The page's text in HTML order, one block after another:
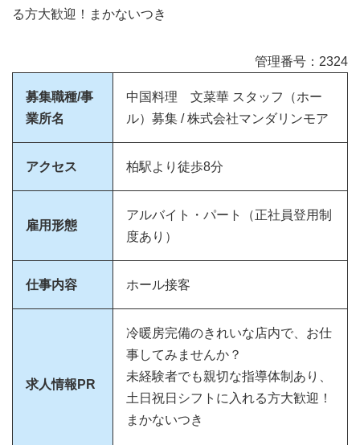
る方大歓迎！まかないつき
管理番号：2324
募集職種/事
業所名
中国料理 文菜華 スタッフ（ホー
ル）募集 / 株式会社マンダリンモア
アクセス 柏駅より徒歩8分
雇用形態
アルバイト・パート（正社員登用制
度あり）
仕事内容 ホール接客
求人情報PR
冷暖房完備のきれいな店内で、お仕
事してみませんか？
未経験者でも親切な指導体制あり、
土日祝日シフトに入れる方大歓迎！
まかないつき